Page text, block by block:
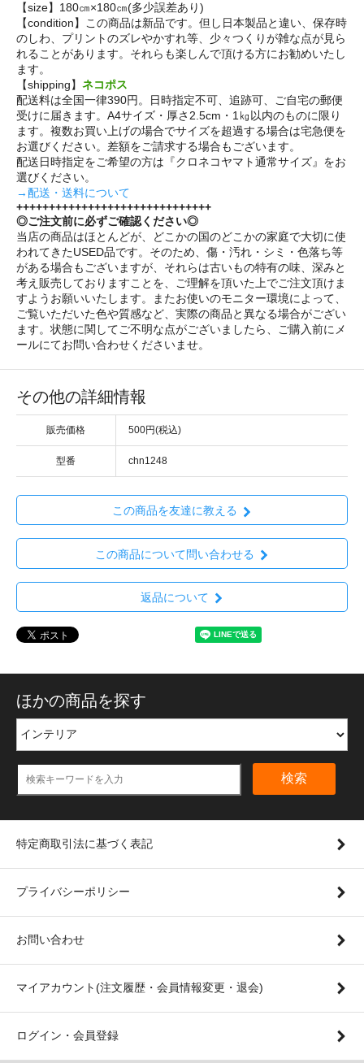
【size】180㎝×180㎝(多少誤差あり)
【condition】この商品は新品です。但し日本製品と違い、保存時
のしわ、プリントのズレやかすれ等、少々つくりが雑な点が見ら
れることがあります。それらも楽しんで頂ける方にお勧めいたし
ます。
【shipping】 ネコポス
配送料は全国一律390円。日時指定不可、追跡可、ご自宅の郵便
受けに届きます。A4サイズ・厚さ2.5cm・1㎏以内のものに限り
ます。複数お買い上げの場合でサイズを超過する場合は宅急便を
お選びください。差額をご請求する場合もございます。
配送日時指定をご希望の方は『クロネコヤマト通常サイズ』をお
選びください。
→配送・送料について
++++++++++++++++++++++++++++++
◎ご注文前に必ずご確認ください◎
当店の商品はほとんどが、どこかの国のどこかの家庭で大切に使
われてきたUSED品です。そのため、傷・汚れ・シミ・色落ち等
がある場合もございますが、それらは古いもの特有の味、深みと
考え販売しておりますことを、ご理解を頂いた上でご注文頂けま
すようお願いいたします。またお使いのモニター環境によって、
ご覧いただいた色や質感など、実際の商品と異なる場合がござい
ます。状態に関してご不明な点がございましたら、ご購入前にメ
ールにてお問い合わせくださいませ。
その他の詳細情報
販売価格 500円(税込)
型番 chn1248
この商品を友達に教える
この商品について問い合わせる
返品について
ほかの商品を探す
検索
特定商取引法に基づく表記
プライバシーポリシー
お問い合わせ
マイアカウント(注文履歴・会員情報変更・退会)
ログイン・会員登録